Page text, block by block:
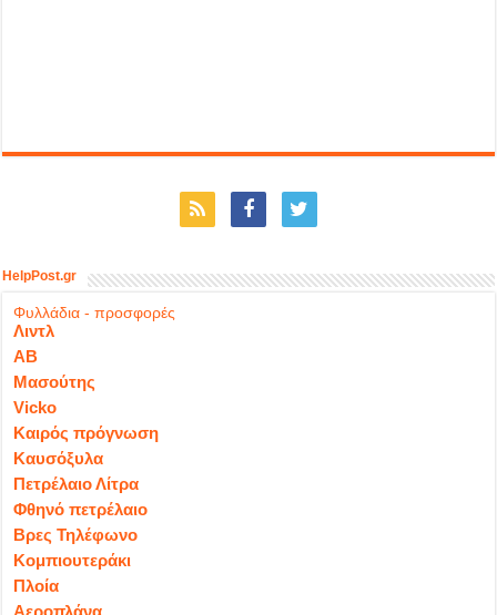
HelpPost.gr
Φυλλάδια - προσφορές
Λιντλ
ΑΒ
Μασούτης
Vicko
Καιρός πρόγνωση
Καυσόξυλα
Πετρέλαιο Λίτρα
Φθηνό πετρέλαιο
Βρες Τηλέφωνο
Κομπιουτεράκι
Πλοία
Αεροπλάνα